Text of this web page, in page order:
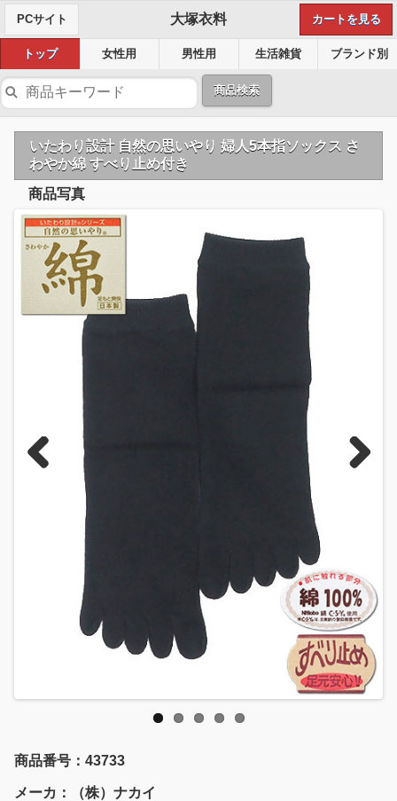
PCサイト 大塚衣料 カートを見る
トップ 女性用 男性用 生活雑貨 ブランド別
商品検索
いたわり設計 自然の思いやり 婦人5本指ソックス さ
わやか綿 すべり止め付き
商品写真
Previous
商品番号：43733
メーカ：（株）ナカイ